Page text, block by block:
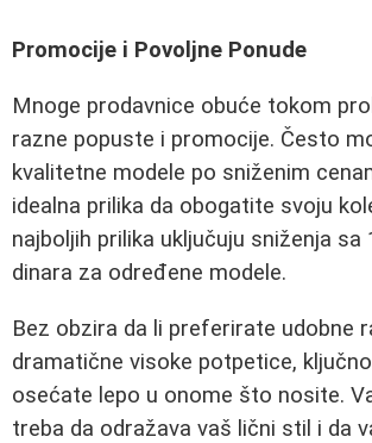
Promocije i Povoljne Ponude
Mnoge prodavnice obuće tokom
razne popuste i promocije. Često
kvalitetne modele po sniženim
idealna prilika da obogatite svoju
najboljih prilika uključuju sniženja sa
dinara za određene modele.
Bez obzira da li preferirate udobne
dramatične visoke potpetice,
osećate lepo u onome što nosite.
treba da odražava vaš lični stil i da